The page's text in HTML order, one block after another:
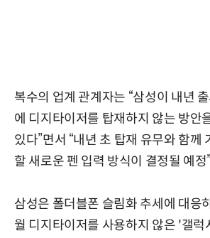
복수의 업계 관계자는 “삼성이 내년
에 디지타이저를 탑재하지 않는 방안
있다”면서 “내년 초 탑재 유무와 함께
할 새로운 펜 입력 방식이 결정될 예
삼성은 폴더블폰 슬림화 추세에 대응
월 디지타이저를 사용하지 않은 '갤럭